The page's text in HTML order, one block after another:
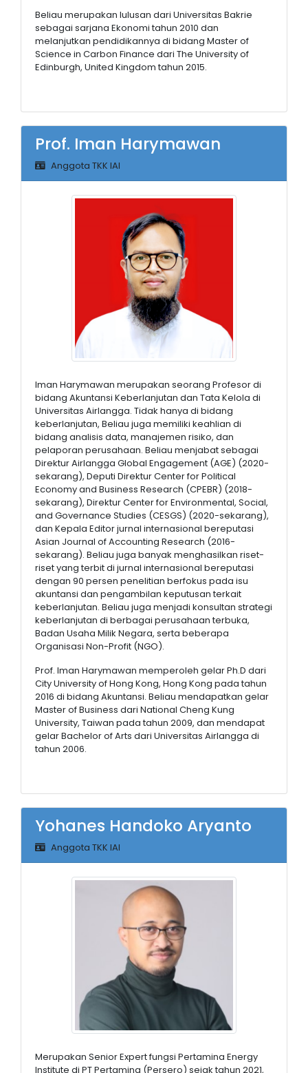
Beliau merupakan lulusan dari Universitas Bakrie
sebagai sarjana Ekonomi tahun 2010 dan
melanjutkan pendidikannya di bidang Master of
Science in Carbon Finance dari The University of
Edinburgh, United Kingdom tahun 2015.
Prof. Iman Harymawan
Anggota TKK IAI
Iman Harymawan merupakan seorang Profesor di
bidang Akuntansi Keberlanjutan dan Tata Kelola di
Universitas Airlangga. Tidak hanya di bidang
keberlanjutan, Beliau juga memiliki keahlian di
bidang analisis data, manajemen risiko, dan
pelaporan perusahaan. Beliau menjabat sebagai
Direktur Airlangga Global Engagement (AGE) (2020-
sekarang), Deputi Direktur Center for Political
Economy and Business Research (CPEBR) (2018-
sekarang), Direktur Center for Environmental, Social,
and Governance Studies (CESGS) (2020-sekarang),
dan Kepala Editor jurnal internasional bereputasi
Asian Journal of Accounting Research (2016-
sekarang). Beliau juga banyak menghasilkan riset-
riset yang terbit di jurnal internasional bereputasi
dengan 90 persen penelitian berfokus pada isu
akuntansi dan pengambilan keputusan terkait
keberlanjutan. Beliau juga menjadi konsultan strategi
keberlanjutan di berbagai perusahaan terbuka,
Badan Usaha Milik Negara, serta beberapa
Organisasi Non-Profit (NGO).
Prof. Iman Harymawan memperoleh gelar Ph.D dari
City University of Hong Kong, Hong Kong pada tahun
2016 di bidang Akuntansi. Beliau mendapatkan gelar
Master of Business dari National Cheng Kung
University, Taiwan pada tahun 2009, dan mendapat
gelar Bachelor of Arts dari Universitas Airlangga di
tahun 2006.
Yohanes Handoko Aryanto
Anggota TKK IAI
Merupakan Senior Expert fungsi Pertamina Energy
Institute di PT Pertamina (Persero) sejak tahun 2021,